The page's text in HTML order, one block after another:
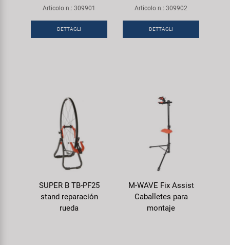
Articolo n.: 309901
DETTAGLI
Articolo n.: 309902
DETTAGLI
SUPER B TB-PF25
stand reparación
rueda
M-WAVE Fix Assist
Caballetes para
montaje